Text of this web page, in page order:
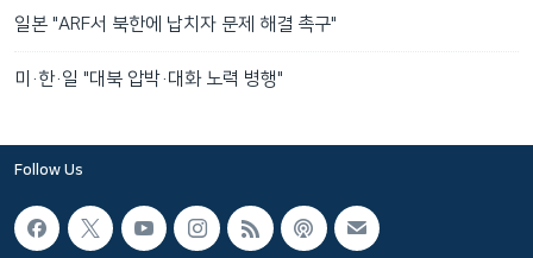
일본 "ARF서 북한에 납치자 문제 해결 촉구"
미·한·일 "대북 압박·대화 노력 병행"
Follow Us